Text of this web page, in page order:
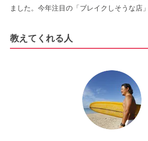
ました。今年注目の「ブレイクしそうな店
教えてくれる人